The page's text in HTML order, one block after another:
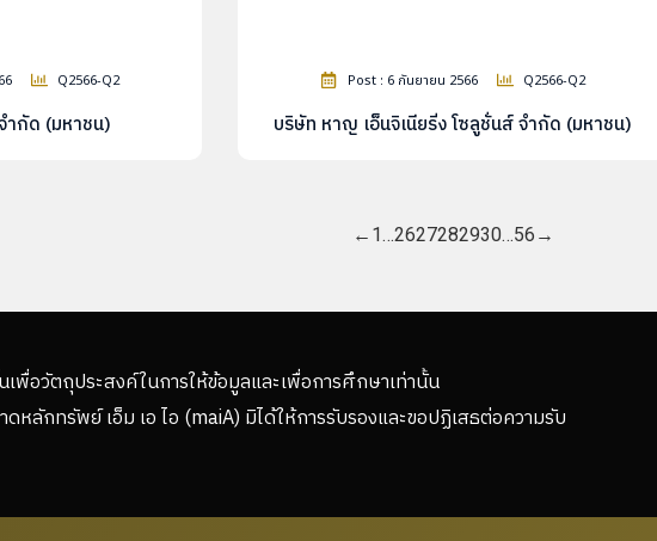
Q2566-Q2
ำกัด (มหาชน)
Post : 6 กันยายน 2566 Q2566-Q2
บริษัท หาญ เอ็นจิเนียริ่ง โซลูชั่นส์ จำกัด (มหาชน)
← 1…2627282930…56 →
พื่อวัตถุประสงค์ในการให้ข้อมูลและเพื่อการศึกษาเท่านั้น
หลักทรัพย์ เอ็ม เอ ไอ (maiA) มิได้ให้การรับรองและขอปฏิเสธต่อความรับ